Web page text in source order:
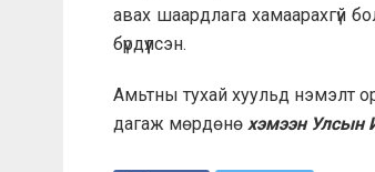
авах шаардлага хамаарахгүй
бүрдүүлсэн.
Амьтны тухай хуульд нэмэлт
дагаж мөрдөнө хэмээн Улсын